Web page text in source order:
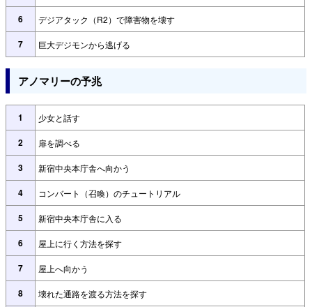
6 デジアタック（R2）で障害物を壊す
7 巨大デジモンから逃げる
アノマリーの予兆
1 少女と話す
2 扉を調べる
3 新宿中央本庁舎へ向かう
4 コンバート（召喚）のチュートリアル
5 新宿中央本庁舎に入る
6 屋上に行く方法を探す
7 屋上へ向かう
8 壊れた通路を渡る方法を探す